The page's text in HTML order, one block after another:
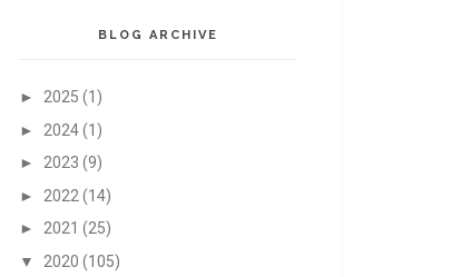
BLOG ARCHIVE
► 2025 (1)
► 2024(1)
► 2023 (9)
► 2022 (14)
► 2021 (25)
▼
2020 (105)